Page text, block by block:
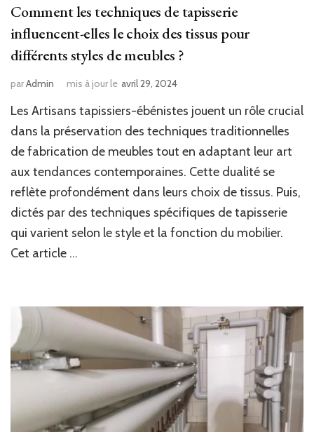
Comment les techniques de tapisserie
influencent-elles le choix des tissus pour
différents styles de meubles ?
parAdmin mis à jour le avril 29, 2024
Les Artisans tapissiers-ébénistes jouent un rôle crucial
dans la préservation des techniques traditionnelles
de fabrication de meubles tout en adaptant leur art
aux tendances contemporaines. Cette dualité se
reflète profondément dans leurs choix de tissus. Puis,
dictés par des techniques spécifiques de tapisserie
qui varient selon le style et la fonction du mobilier.
Cet article …